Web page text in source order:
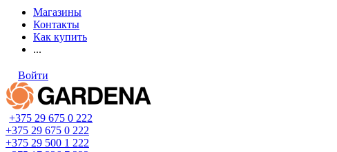
Магазины
Контакты
Как купить
...
Войти
+375 29 675 0 222
+375 29 675 0 222
+375 29 500 1 222